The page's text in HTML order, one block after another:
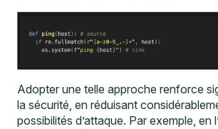
Adopter une telle approche renforce
la sécurité, en réduisant
possibilités d’attaque. Par exemple, en